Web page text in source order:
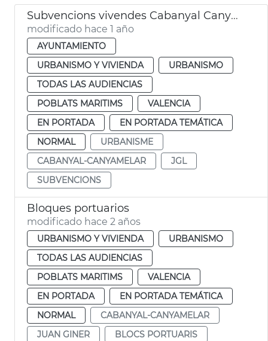
Subvencions vivendes Cabanyal Canyamelar
modificado hace 1 año
AYUNTAMIENTO
URBANISMO Y VIVIENDA
URBANISMO
TODAS LAS AUDIENCIAS
POBLATS MARITIMS
VALENCIA
EN PORTADA
EN PORTADA TEMÁTICA
NORMAL
URBANISME
CABANYAL-CANYAMELAR
JGL
SUBVENCIONS
Bloques portuarios
modificado hace 2 años
URBANISMO Y VIVIENDA
URBANISMO
TODAS LAS AUDIENCIAS
POBLATS MARITIMS
VALENCIA
EN PORTADA
EN PORTADA TEMÁTICA
NORMAL
CABANYAL-CANYAMELAR
JUAN GINER
BLOCS PORTUARIS